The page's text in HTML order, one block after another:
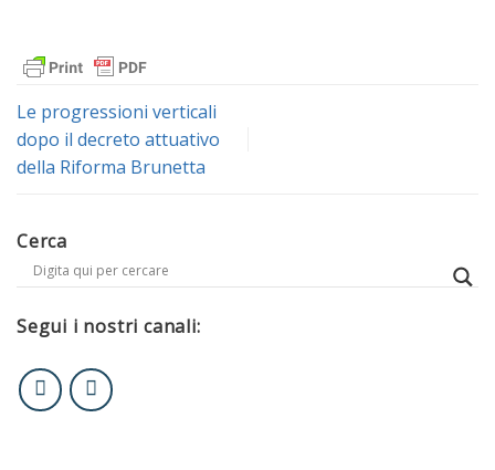
Le progressioni verticali
dopo il decreto attuativo
della Riforma Brunetta
Cerca
Segui i nostri canali: